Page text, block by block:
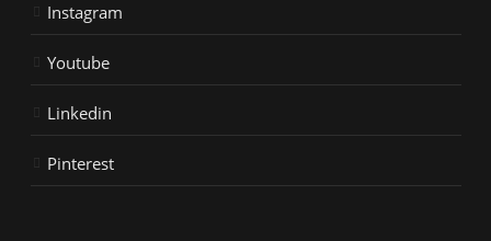
Instagram
Youtube
Linkedin
Pinterest